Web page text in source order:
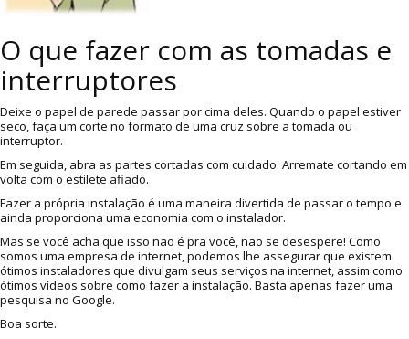
O que fazer com as tomadas e
interruptores
Deixe o papel de parede passar por cima deles. Quando o papel estiver
seco, faça um corte no formato de uma cruz sobre a tomada ou
interruptor.
Em seguida, abra as partes cortadas com cuidado. Arremate cortando em
volta com o estilete afiado.
Fazer a própria instalação é uma maneira divertida de passar o tempo e
ainda proporciona uma economia com o instalador.
Mas se você acha que isso não é pra você, não se desespere! Como
somos uma empresa de internet, podemos lhe assegurar que existem
ótimos instaladores que divulgam seus serviços na internet, assim como
ótimos vídeos sobre como fazer a instalação. Basta apenas fazer uma
pesquisa no Google.
Boa sorte.